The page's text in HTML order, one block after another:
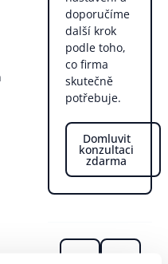
doporučíme
další krok
podle toho,
co firma
skutečně
potřebuje.
Domluvit
konzultaci
zdarma